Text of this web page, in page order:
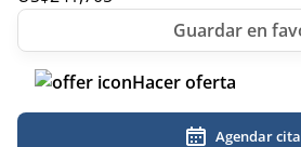
Hacer oferta
Agendar cita